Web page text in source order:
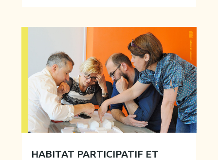
HABITAT PARTICIPATIF ET